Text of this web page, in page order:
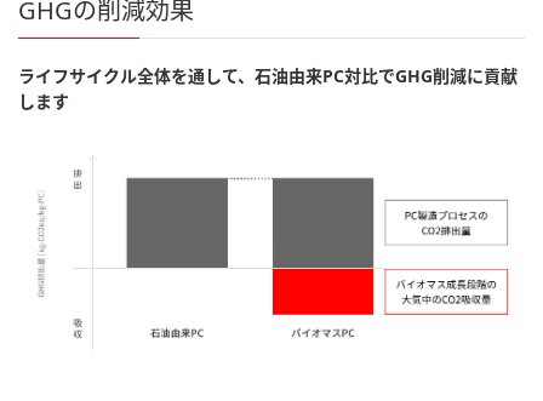
GHGの削減効果
ライフサイクル全体を通して、石油由来PC対比でGHG削減に貢献
します